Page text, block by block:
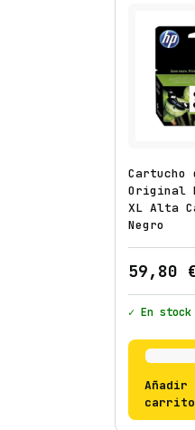
Cartucho
Original
XL Alta
Negro
59,80
✓ En stock
Añadir
carrito